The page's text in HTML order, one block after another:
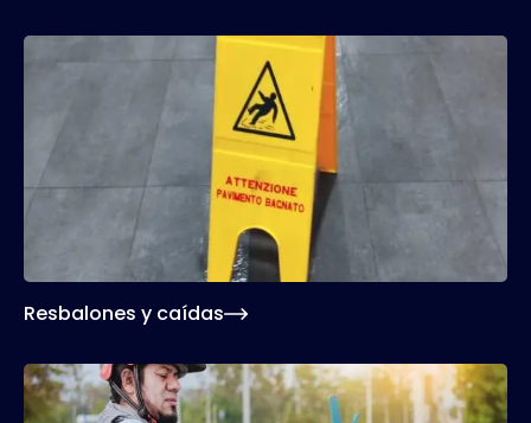
Si usted sufre una caída o cualquier otro tipo de
lesión en un centro comercial o cualquier otro
espacio debido a una negligencia de sus
propietarios, estaremos listos para reclamar la
compensación que se merece.
Resbalones y caídas